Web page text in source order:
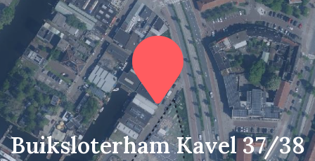
Buiksloterham Kavel 37/38